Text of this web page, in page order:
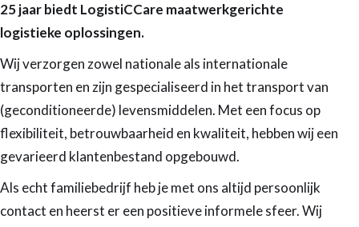
25 jaar biedt LogistiCCare maatwerkgerichte
logistieke oplossingen.
Wij verzorgen zowel nationale als internationale
transporten en zijn gespecialiseerd in het transport van
(geconditioneerde) levensmiddelen. Met een focus op
flexibiliteit, betrouwbaarheid en kwaliteit, hebben wij een
gevarieerd klantenbestand opgebouwd.
Als echt familiebedrijf heb je met ons altijd persoonlijk
contact en heerst er een positieve informele sfeer. Wij